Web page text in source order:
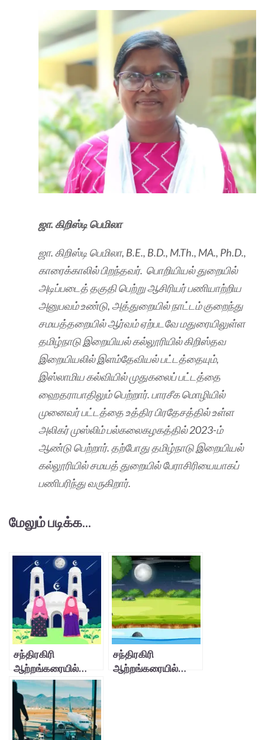
ஜா. கிறிஸ்டி பெமிலா
ஜா. கிறிஸ்டி பெமிலா, B.E., B.D., M.Th., MA., Ph.D.,
காரைக்காலில் பிறந்தவர். பொறியியல் துறையில்
அடிப்படைத் தகுதி பெற்று ஆசிரியர் பணியாற்றிய
அனுபவம் உண்டு, அத்துறையில் நாட்டம் குறைந்து
சமயத்தறையில் ஆர்வம் ஏற்படவே மதுரையிலுள்ள
தமிழ்நாடு இறையியல் கல்லூரியில் கிறிஸ்தவ
இறையியலில் இளம்தேவியல் பட்டத்தையும்,
இஸ்லாமிய கல்வியில் முதுகலைப் பட்டத்தை
ஹைதராபாதிலும் பெற்றார். பாரசீக மொழியில்
முனைவர் பட்டத்தை உத்திர பிரதேசத்தில் உள்ள
அலிகர் முஸ்லிம் பல்கலைகழகத்தில் 2023-ம்
ஆண்டு பெற்றார். தற்போது தமிழ்நாடு இறையியல்
கல்லூரியில் சமயத் துறையில் பேராசிரியையாகப்
பணிபரிந்து வருகிறார்.
மேலும் படிக்க...
சந்திரகிரி
ஆற்றங்கரையில்…
சந்திரகிரி
ஆற்றங்கரையில்…